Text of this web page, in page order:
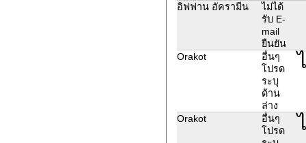
อิฟฟาน อัครามีน
ไม่ได้
รับ E-
mail
ยืนยัน
Orakot
อื่นๆ
โปรด
ระบุ
ด้าน
ล่าง
Orakot
อื่นๆ
โปรด